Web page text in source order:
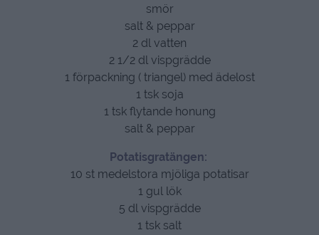
smör
salt & peppar
2 dl vatten
2 1/2 dl vispgrädde
1 förpackning ( triangel) med ädelost
1 tsk soja
1 tsk flytande honung
salt & peppar
Potatisgratängen:
10 st medelstora mjöliga potatisar
1 gul lök
5 dl vispgrädde
1 tsk salt